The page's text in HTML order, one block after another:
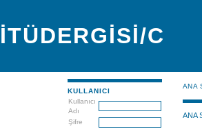
İTÜDERGİSİ/C
KULLANICI
Kullanıcı
Adı
Şifre
ANA
ANA